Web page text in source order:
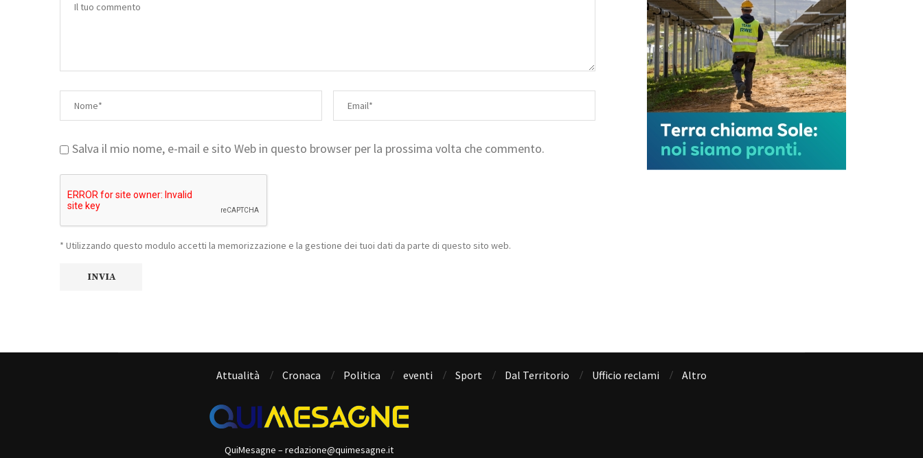
Salva il mio nome, e-mail e sito Web in questo browser per la prossima volta che commento.
* Utilizzando questo modulo accetti la memorizzazione e la gestione dei tuoi dati da parte di questo sito web.
Attualità Cronaca Politica eventi Sport Dal Territorio Ufficio reclami Altro
QuiMesagne – redazione@quimesagne.it